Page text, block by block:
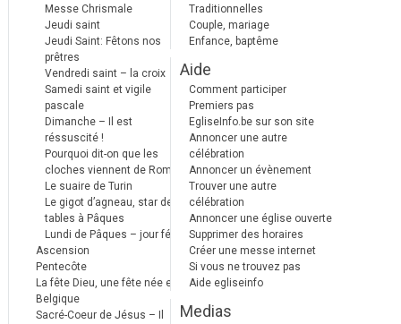
Messe Chrismale
Jeudi saint
Jeudi Saint: Fêtons nos
prêtres
Vendredi saint – la croix
Samedi saint et vigile
pascale
Dimanche – Il est
réssuscité !
Pourquoi dit-on que les
cloches viennent de Rome ?
Le suaire de Turin
Le gigot d’agneau, star des
tables à Pâques
Lundi de Pâques – jour férié
Ascension
Pentecôte
La fête Dieu, une fête née en
Belgique
Sacré-Coeur de Jésus – Il
Traditionnelles
Couple, mariage
Enfance, baptême
Aide
Comment participer
Premiers pas
EgliseInfo.be sur son site
Annoncer une autre
célébration
Annoncer un évènement
Trouver une autre
célébration
Annoncer une église ouverte
Supprimer des horaires
Créer une messe internet
Si vous ne trouvez pas
Aide egliseinfo
Medias